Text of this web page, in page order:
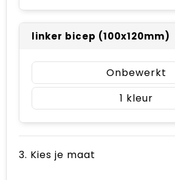
linker bicep (100x120mm)
Onbewerkt
1
3. Kies je maat